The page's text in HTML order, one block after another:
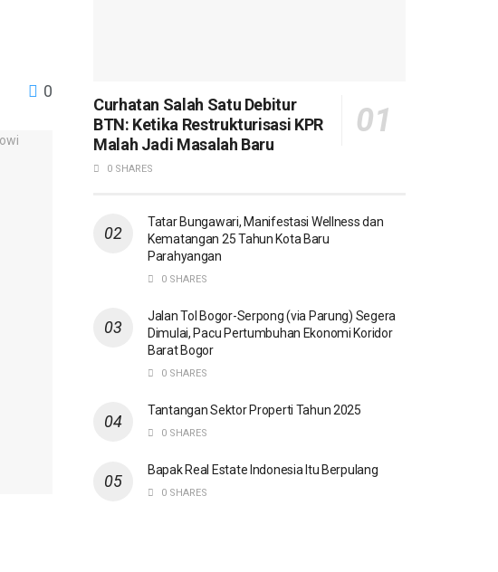
0
Curhatan Salah Satu Debitur
BTN: Ketika Restrukturisasi KPR
Malah Jadi Masalah Baru
0 SHARES
Tatar Bungawari, Manifestasi Wellness dan
Kematangan 25 Tahun Kota Baru
Parahyangan
0 SHARES
Jalan Tol Bogor-Serpong (via Parung) Segera
Dimulai, Pacu Pertumbuhan Ekonomi Koridor
Barat Bogor
0 SHARES
Tantangan Sektor Properti Tahun 2025
0 SHARES
Bapak Real Estate Indonesia Itu Berpulang
0 SHARES